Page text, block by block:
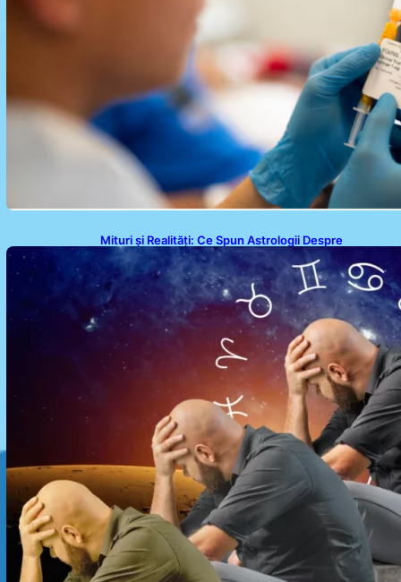
Mituri și Realități: Ce Spun Astrologii Despre
Sufletele Bătrâne și Lunile de Naștere